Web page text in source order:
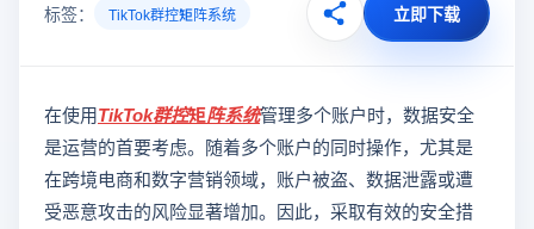
标签： TikTok群控矩阵系统 立即下载
在使用TikTok群控矩阵系统管理多个账户时，数据安全
是运营的首要考虑。随着多个账户的同时操作，尤其是
在跨境电商和数字营销领域，账户被盗、数据泄露或遭
受恶意攻击的风险显著增加。因此，采取有效的安全措